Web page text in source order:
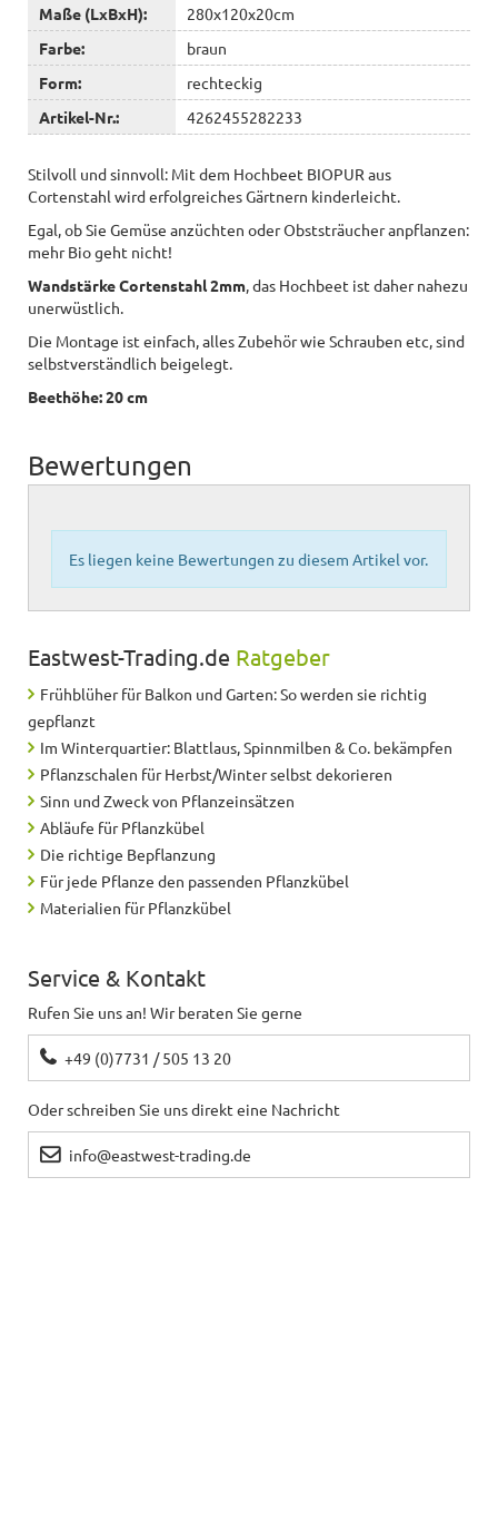
Maße (LxBxH):
280x120x20cm
Farbe:
braun
Form:
rechteckig
Artikel-Nr.:
4262455282233
Stilvoll und sinnvoll: Mit dem Hochbeet BIOPUR aus
Cortenstahl wird erfolgreiches Gärtnern kinderleicht.
Egal, ob Sie Gemüse anzüchten oder Obststräucher anpflanzen:
mehr Bio geht nicht!
Wandstärke Cortenstahl 2mm , das Hochbeet ist daher nahezu
unerwüstlich.
Die Montage ist einfach, alles Zubehör wie Schrauben etc, sind
selbstverständlich beigelegt.
Beethöhe: 20 cm
Bewertungen
Es liegen keine Bewertungen zu diesem Artikel vor.
Eastwest-Trading.de Ratgeber
Frühblüher für Balkon und Garten: So werden sie richtig
gepflanzt
Im Winterquartier: Blattlaus, Spinnmilben & Co. bekämpfen
Pflanzschalen für Herbst/Winter selbst dekorieren
Sinn und Zweck von Pflanzeinsätzen
Abläufe für Pflanzkübel
Die richtige Bepflanzung
Für jede Pflanze den passenden Pflanzkübel
Materialien für Pflanzkübel
Service & Kontakt
Rufen Sie uns an! Wir beraten Sie gerne
+49 (0)7731 / 505 13 20
Oder schreiben Sie uns direkt eine Nachricht
info@eastwest-trading.de